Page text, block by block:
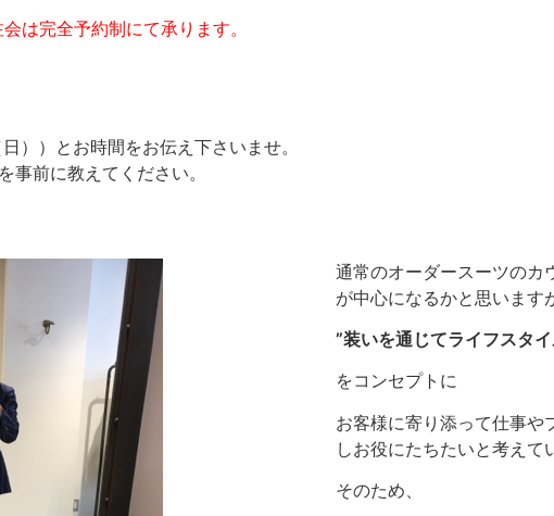
は完全予約制にて承ります。
））とお時間をお伝え下さいませ。
事前に教えてください。
通常のオーダースーツのカ
が中心になるかと思います
”装いを通じてライフスタ
をコンセプトに
お客様に寄り添って仕事や
しお役にたちたいと考えて
そのため、